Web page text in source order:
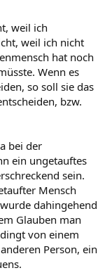
weil ich
weil ich nicht
hat noch
Wenn es
so soll sie das
bzw.
bei der
ein ungetauftes
sein.
Mensch
dahingehend
Glauben man
von einem
Person, ein